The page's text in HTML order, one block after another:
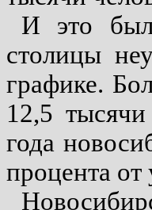
И это был
столицы
графике.
12,5
года
процента от